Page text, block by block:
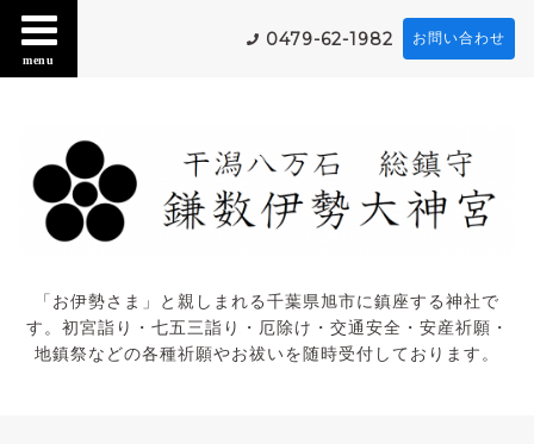
menu
0479-62-1982 お問い合わせ
「お伊勢さま」と親しまれる千葉県旭市に鎮座する神社で
す。初宮詣り・七五三詣り・厄除け・交通安全・安産祈願・
地鎮祭などの各種祈願やお祓いを随時受付しております。